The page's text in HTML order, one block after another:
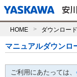
HOME ダウンロード
マニュアルダウンロ
ご利用にあたっては、